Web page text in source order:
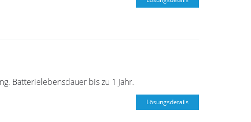
Batterielebensdauer bis zu 1 Jahr.
Lösungsdetails